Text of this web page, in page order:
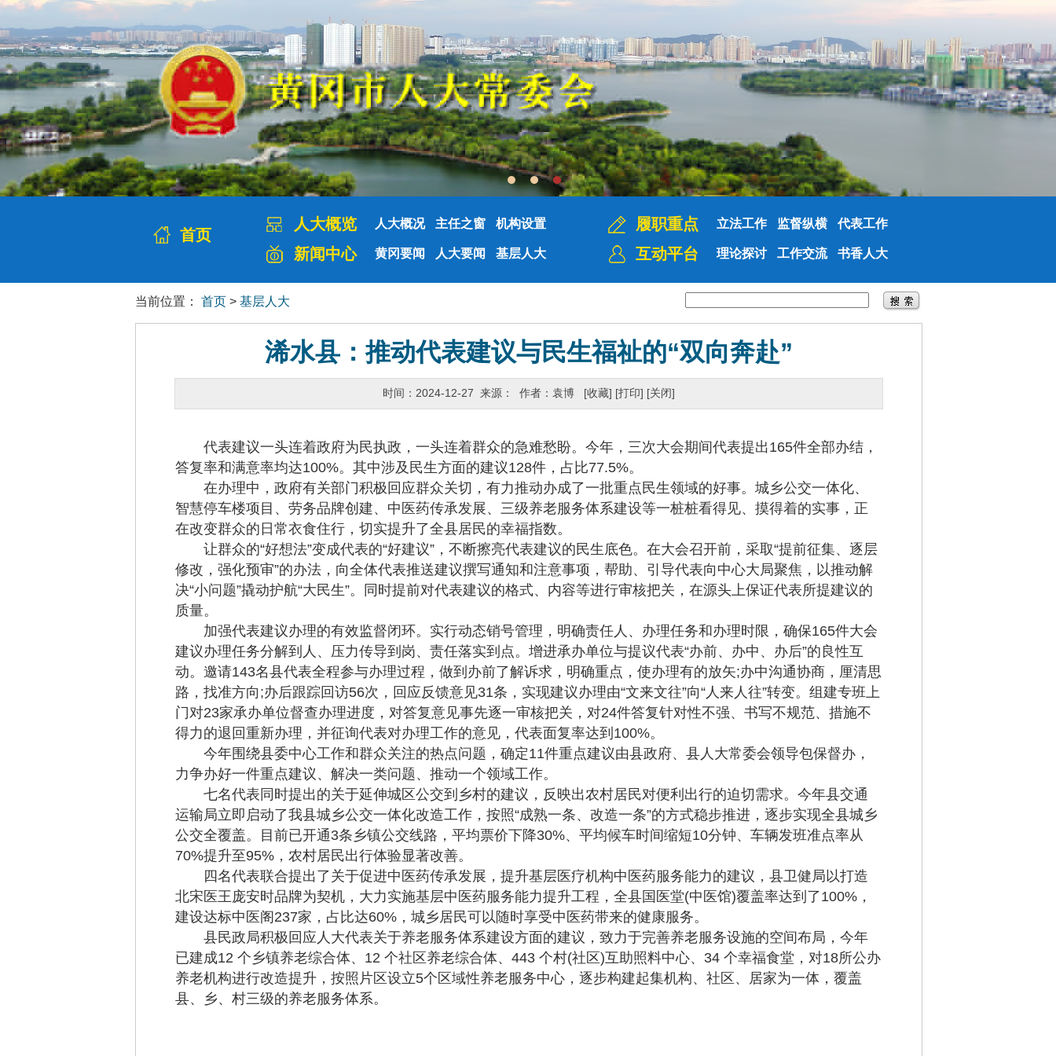
首页
人大概览 人大概况 主任之窗 机构设置
新闻中心 黄冈要闻 人大要闻 基层人大
履职重点 立法工作 监督纵横 代表工作
互动平台 理论探讨 工作交流 书香人大
当前位置： 首页 > 基层人大
浠水县：推动代表建议与民生福祉的“双向奔赴”
时间：2024-12-27 来源： 作者：袁博 [收藏] [打印] [关闭]
代表建议一头连着政府为民执政，一头连着群众的急难愁盼。今年，三次大会期间代表提出165件全部办结，
答复率和满意率均达100%。其中涉及民生方面的建议128件，占比77.5%。
在办理中，政府有关部门积极回应群众关切，有力推动办成了一批重点民生领域的好事。城乡公交一体化、
智慧停车楼项目、劳务品牌创建、中医药传承发展、三级养老服务体系建设等一桩桩看得见、摸得着的实事，正
在改变群众的日常衣食住行，切实提升了全县居民的幸福指数。
让群众的“好想法”变成代表的“好建议”，不断擦亮代表建议的民生底色。在大会召开前，采取“提前征集、逐层
修改，强化预审”的办法，向全体代表推送建议撰写通知和注意事项，帮助、引导代表向中心大局聚焦，以推动解
决“小问题”撬动护航“大民生”。同时提前对代表建议的格式、内容等进行审核把关，在源头上保证代表所提建议的
质量。
加强代表建议办理的有效监督闭环。实行动态销号管理，明确责任人、办理任务和办理时限，确保165件大会
建议办理任务分解到人、压力传导到岗、责任落实到点。增进承办单位与提议代表“办前、办中、办后”的良性互
动。邀请143名县代表全程参与办理过程，做到办前了解诉求，明确重点，使办理有的放矢;办中沟通协商，厘清思
路，找准方向;办后跟踪回访56次，回应反馈意见31条，实现建议办理由“文来文往”向“人来人往”转变。组建专班上
门对23家承办单位督查办理进度，对答复意见事先逐一审核把关，对24件答复针对性不强、书写不规范、措施不
得力的退回重新办理，并征询代表对办理工作的意见，代表面复率达到100%。
今年围绕县委中心工作和群众关注的热点问题，确定11件重点建议由县政府、县人大常委会领导包保督办，
力争办好一件重点建议、解决一类问题、推动一个领域工作。
七名代表同时提出的关于延伸城区公交到乡村的建议，反映出农村居民对便利出行的迫切需求。今年县交通
运输局立即启动了我县城乡公交一体化改造工作，按照“成熟一条、改造一条”的方式稳步推进，逐步实现全县城乡
公交全覆盖。目前已开通3条乡镇公交线路，平均票价下降30%、平均候车时间缩短10分钟、车辆发班准点率从
70%提升至95%，农村居民出行体验显著改善。
四名代表联合提出了关于促进中医药传承发展，提升基层医疗机构中医药服务能力的建议，县卫健局以打造
北宋医王庞安时品牌为契机，大力实施基层中医药服务能力提升工程，全县国医堂(中医馆)覆盖率达到了100%，
建设达标中医阁237家，占比达60%，城乡居民可以随时享受中医药带来的健康服务。
县民政局积极回应人大代表关于养老服务体系建设方面的建议，致力于完善养老服务设施的空间布局，今年
已建成12 个乡镇养老综合体、12 个社区养老综合体、443 个村(社区)互助照料中心、34 个幸福食堂，对18所公办
养老机构进行改造提升，按照片区设立5个区域性养老服务中心，逐步构建起集机构、社区、居家为一体，覆盖
县、乡、村三级的养老服务体系。